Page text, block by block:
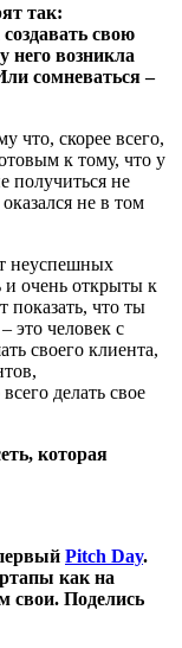
так:
свою
него возникла
сомневаться –
что, скорее всего,
к тому, что у
получиться не
не в том
неуспешных
и очень открыты к
показать, что ты
это человек с
своего клиента,
делать свое
которая
Pitch Day.
как на
свои. Поделись